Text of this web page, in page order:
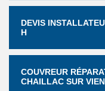
DEVIS
H
COUVREUR
CHAILLAC SUR